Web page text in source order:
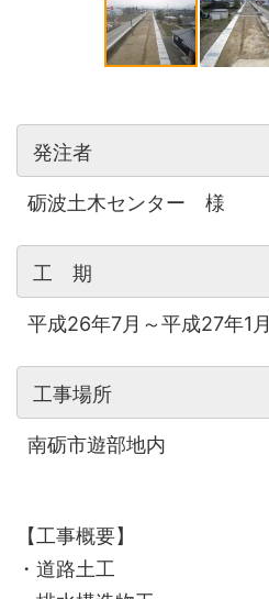
発注者
砺波土木センター 様
工 期
平成26年7月～平成27年1月
工事場所
南砺市遊部地内
【工事概要】
・道路土工